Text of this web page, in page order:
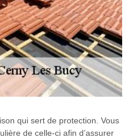
qui sert de protection. Vous
de celle-ci afin d’assurer